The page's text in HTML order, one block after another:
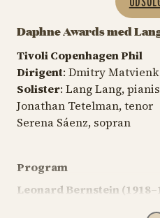
Daphne Awards med
Tivoli Copenhagen Phil
Dirigent: Dmitry
Solister: Lang Lang,
Jonathan Tetelman, tenor
Serena Sáenz, sopran
Program
Leonard Bernstein